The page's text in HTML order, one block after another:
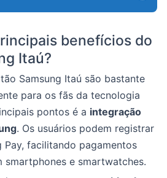
benefícios do
Itaú?
Samsung Itaú são bastante
para os fãs da tecnologia
pontos é a integração
. Os usuários podem registrar
Pay, facilitando pagamentos
smartphones e smartwatches.